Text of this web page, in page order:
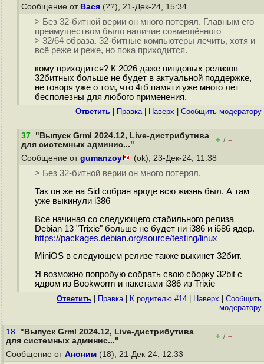
Сообщение от Вася (??), 21-Дек-24, 15:34
> Без 32-битной верии он много потерял. Главным его
преимуществом было наличие совмещённого
> 32/64 образа. 32-битные компьютеры лечить, хотя и
всё реже и реже, но пока приходится.
кому приходится? К 2026 даже виндовых релизов
32битных больше не будет в актуальной поддержке,
не говоря уже о том, что 4гб памяти уже много лет
бесполезны для любого применения.
Ответить Правка| Наверх Cообщить модератору
37. "Выпуск Grml 2024.12, Live-дистрибутива
для системных админис..."
+ / –
Сообщение от gumanzoy (ok), 23-Дек-24, 11:38
> Без 32-битной верии он много потерял.
Так он же на Sid собран вроде всю жизнь был. А там
уже выкинули i386
Все начиная со следующего стабильного релиза
Debian 13 "Trixie" больше не будет ни i386 и i686 ядер.
https://packages.debian.org/source/testing/linux
MiniOS в следующем релизе также выкинет 32бит.
Я возможно попробую собрать свою сборку 32bit с
ядром из Bookworm и пакетами i386 из Trixie
Ответить Правка| К родителю #14 Наверх
Cообщить
модератору
18. "Выпуск Grml 2024.12, Live-дистрибутива
для системных админис..."
+ / –
Сообщение от Аноним (18), 21-Дек-24, 12:33